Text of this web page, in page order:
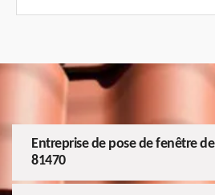
Entreprise de pose de fenêtre
81470